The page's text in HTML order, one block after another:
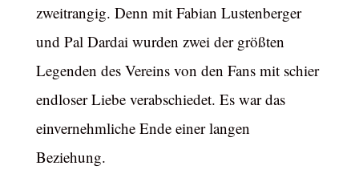
zweitrangig. Denn mit Fabian Lustenberger
und Pal Dardai wurden zwei der größten
Legenden des Vereins von den Fans mit schier
endloser Liebe verabschiedet. Es war das
einvernehmliche Ende einer langen
Beziehung.